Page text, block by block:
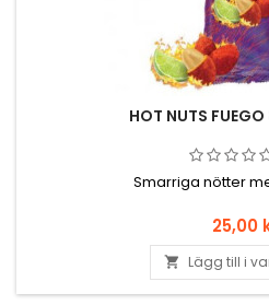
HOT NUTS
Smarriga nötter
Pris
25,00
 Lägg till i